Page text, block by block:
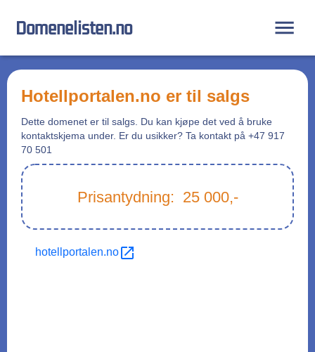
Domenelisten.no
hotellportalen.no er til salgs
Dette domenet er til salgs. Du kan kjøpe det ved å bruke
kontaktskjema under. Er du usikker? Ta kontakt på +47 917
70 501
Prisantydning: 25 000,-
hotellportalen.no